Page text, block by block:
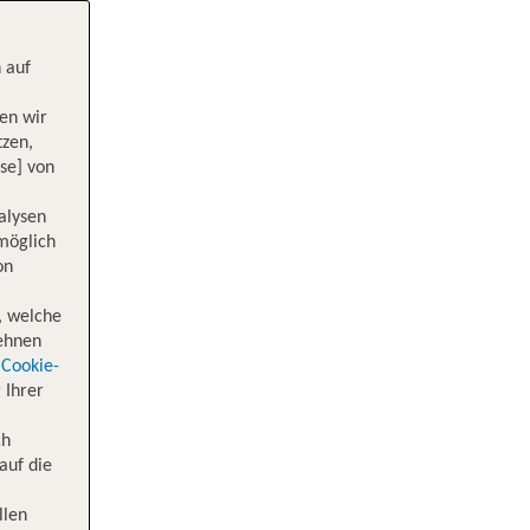
auf
wir
von
welche
Cookie-
Ihrer
die